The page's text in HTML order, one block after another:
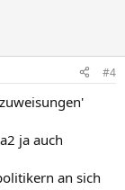
#4
ja auch
an sich